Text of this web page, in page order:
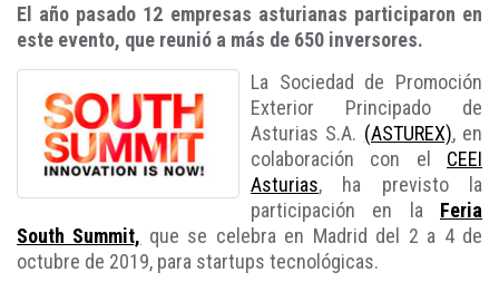
El año pasado 12 empresas asturianas participaron en
este evento, que reunió a más de 650 inversores.
La Sociedad de Promoción
Exterior Principado de
Asturias S.A. (ASTUREX), en
colaboración con el CEEI
Asturias, ha previsto la
participación en la Feria
South Summit, que se celebra en Madrid del 2 a 4 de
octubre de 2019, para startups tecnológicas.